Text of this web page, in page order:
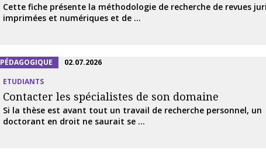
Cette fiche présente la méthodologie de recherche de revues
imprimées et numériques et de ...
PÉDAGOGIQUE
02.07.2026
ETUDIANTS
Contacter les spécialistes de son domaine
Si la thèse est avant tout un travail de recherche personnel, un
doctorant en droit ne saurait se ...